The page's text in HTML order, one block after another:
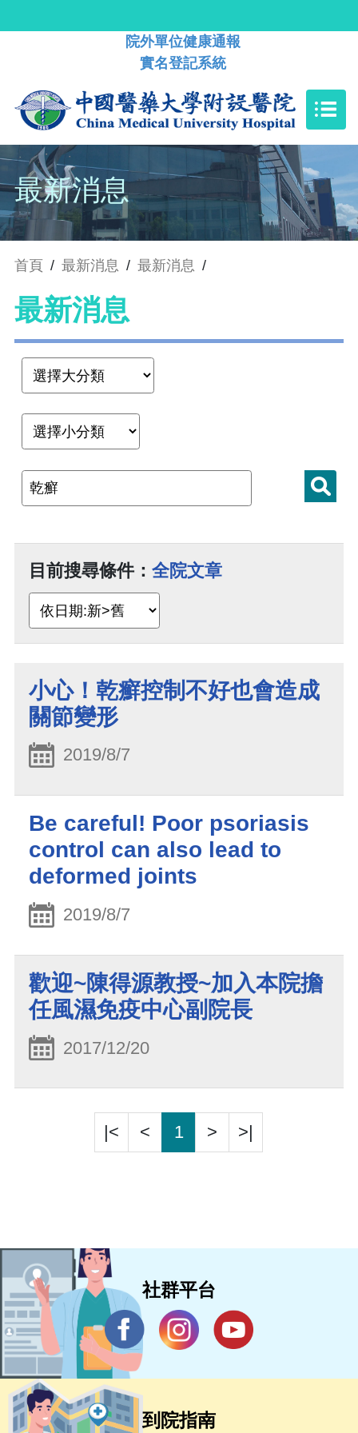
院外單位健康通報
實名登記系統
最新消息
首頁 / 最新消息 / 最新消息 /
最新消息
目前搜尋條件： 全院文章
小心！乾癬控制不好也會造成
關節變形
2019/8/7
Be careful! Poor psoriasis
control can also lead to
deformed joints
2019/8/7
歡迎~陳得源教授~加入本院擔
任風濕免疫中心副院長
2017/12/20
|< < 1 > >|
社群平台
到院指南